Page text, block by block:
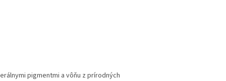
pigmentmi a vôňu z prírodných